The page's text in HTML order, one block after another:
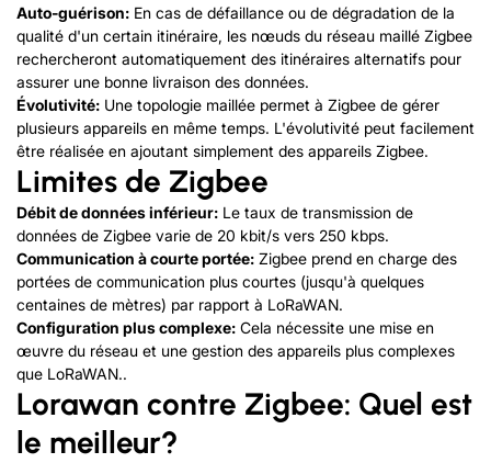
Auto-guérison: En cas de défaillance ou de dégradation de la
qualité d'un certain itinéraire, les nœuds du réseau maillé Zigbee
rechercheront automatiquement des itinéraires alternatifs pour
assurer une bonne livraison des données.
Évolutivité: Une topologie maillée permet à Zigbee de gérer
plusieurs appareils en même temps. L'évolutivité peut facilement
être réalisée en ajoutant simplement des appareils Zigbee.
Limites de Zigbee
Débit de données inférieur: Le taux de transmission de
données de Zigbee varie de 20 kbit/s vers 250 kbps.
Communication à courte portée: Zigbee prend en charge des
portées de communication plus courtes (jusqu'à quelques
centaines de mètres) par rapport à LoRaWAN.
Configuration plus complexe: Cela nécessite une mise en
œuvre du réseau et une gestion des appareils plus complexes
que LoRaWAN..
Lorawan contre Zigbee: Quel est
le meilleur?